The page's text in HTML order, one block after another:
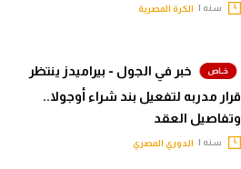
سنه | الكرة المصرية
خبر في الجول - بيراميدز ينتظر
قرار مدربه لتفعيل بند شراء أوجولا..
وتفاصيل العقد
سنه | الدوري المصري